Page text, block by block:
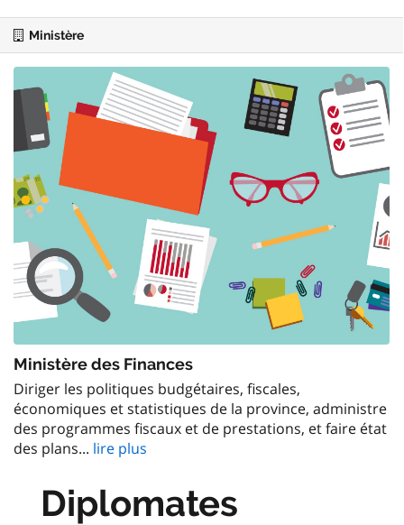
Ministère
Ministère des Finances
Diriger les politiques budgétaires, fiscales,
économiques et statistiques de la province, administre
des programmes fiscaux et de prestations, et faire état
des plans... lire plus
Diplomates